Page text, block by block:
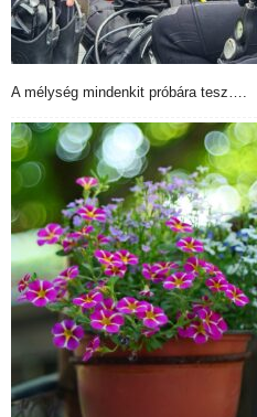
A mélység mindenkit próbára tesz….